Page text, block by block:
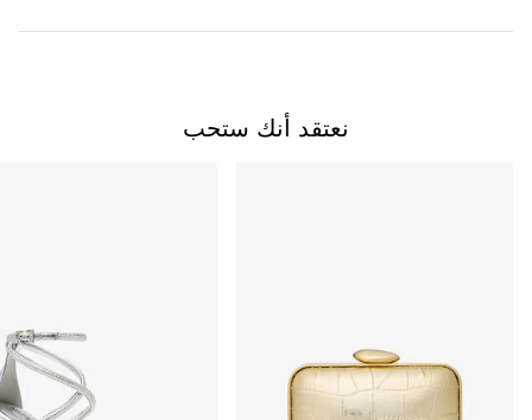
نعتقد أنك ستحب